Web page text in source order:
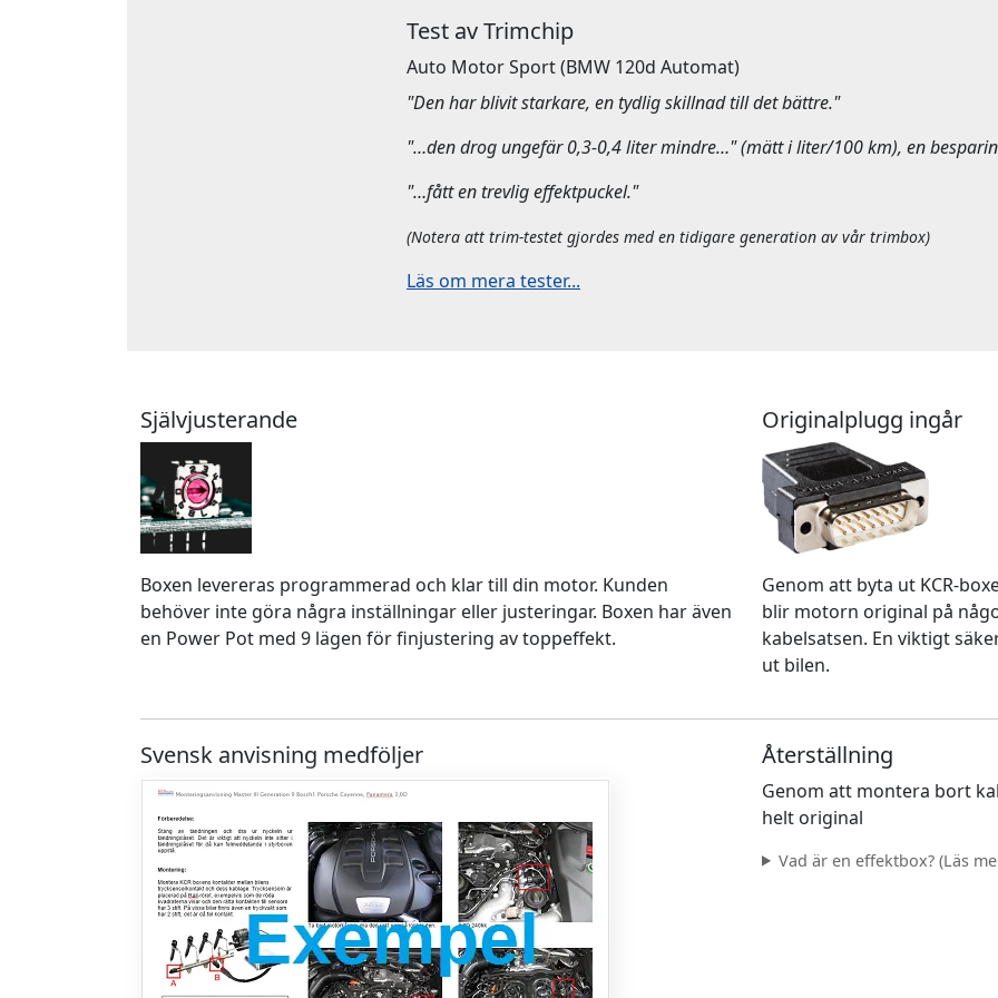
Test av Trimchip
Auto Motor Sport(BMW 120d Automat)
"Den har blivit starkare, en tydlig skillnad till det bättre."
"…den drog ungefär 0,3-0,4 liter mindre…" (mätt i liter/100 km), en
"…fått en trevlig effektpuckel."
(Notera att trim-testet gjordes med en tidigare generation av vår trimbox)
Läs om mera tester...
Självjusterande
Boxen levereras programmerad och klar till din motor. Kunden
behöver inte göra några inställningar eller justeringar. Boxen har även
en Power Pot med 9 lägen för finjustering av toppeffekt.
Originalplugg ingår
Genom att byta ut KCR-
blir motorn original på
kabelsatsen. En viktigt
ut bilen.
Svensk anvisning medföljer Återställning
Genom att montera bort
helt original
Vad är en effektbox? (Läs